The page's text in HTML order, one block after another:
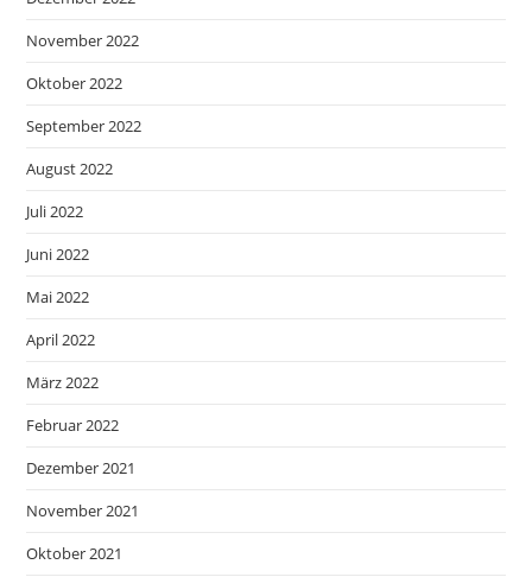
November 2022
Oktober 2022
September 2022
August 2022
Juli 2022
Juni 2022
Mai 2022
April 2022
März 2022
Februar 2022
Dezember 2021
November 2021
Oktober 2021